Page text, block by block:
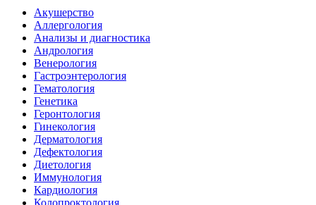
Акушерство
Аллергология
Анализы и диагностика
Андрология
Венерология
Гастроэнтерология
Гематология
Генетика
Геронтология
Гинекология
Дерматология
Дефектология
Диетология
Иммунология
Кардиология
Колопроктология